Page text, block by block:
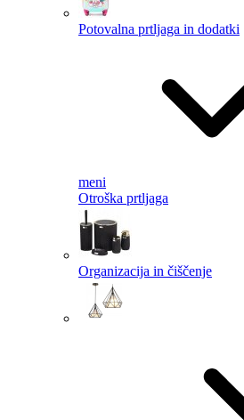
Potovalna prtljaga in dodatki
meni
Otroška prtljaga
Organizacija in čiščenje